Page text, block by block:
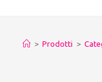
> Prodotti >